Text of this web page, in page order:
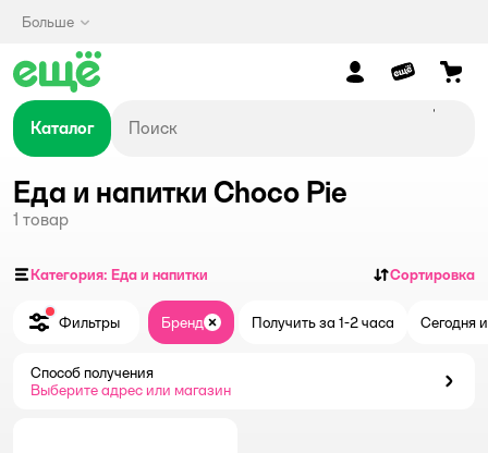
Больше
Каталог
Еда и напитки Choco Pie
1 товар
Категория: Еда и напитки Сортировка
Фильтры Бренд ЗакрытьПолучить за 1-2 часа Сегодня
Способ получения
Выберите адрес или магазин